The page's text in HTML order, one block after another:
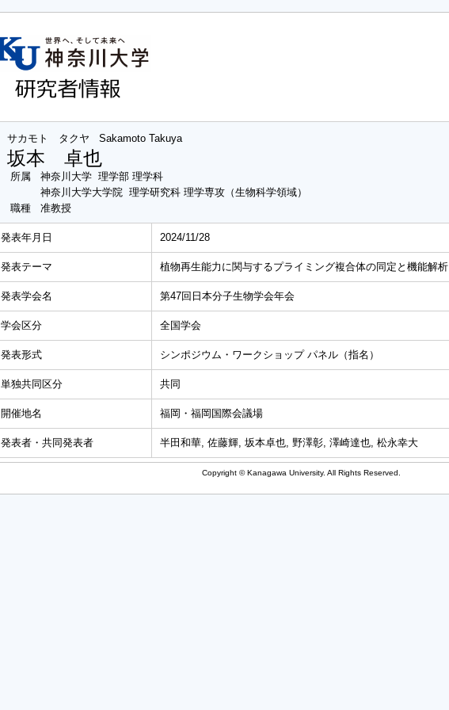
サカモト タクヤ Sakamoto Takuya
坂本 卓也
所属
神奈川大学 理学部 理学科
神奈川大学大学院 理学研究科 理学専攻（生物科学領域）
職種
准教授
発表年月日 2024/11/28
発表テーマ 植物再生能力に関与するプライミング複合体の同定と機能解析
発表学会名 第47回日本分子生物学会年会
学会区分 全国学会
発表形式 シンポジウム・ワークショップ パネル（指名）
単独共同区分 共同
開催地名 福岡・福岡国際会議場
発表者・共同発表者 半田和華, 佐藤輝, 坂本卓也, 野澤彰, 澤崎達也, 松永幸大
Copyright © Kanagawa University. All Rights Reserved.